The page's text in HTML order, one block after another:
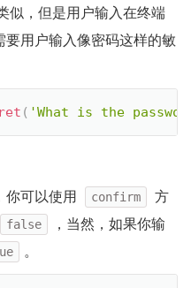
似，但是用户输入在终端
用户输入像密码这样的敏
( 'What is the
你可以使用 confirm
方
false
，当然，如果你输
。